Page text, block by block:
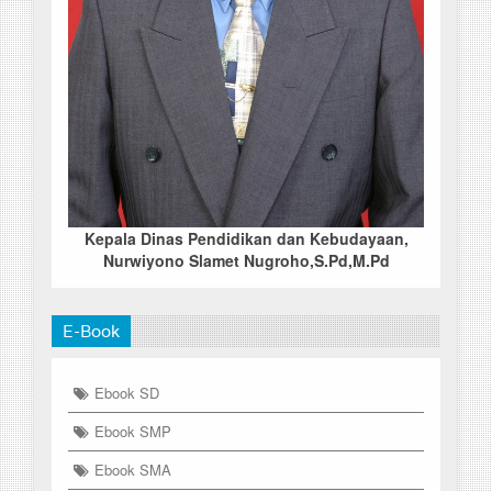
Kepala Dinas Pendidikan dan Kebudayaan,
Nurwiyono Slamet Nugroho,S.Pd,M.Pd
E-Book
Ebook SD
Ebook SMP
Ebook SMA